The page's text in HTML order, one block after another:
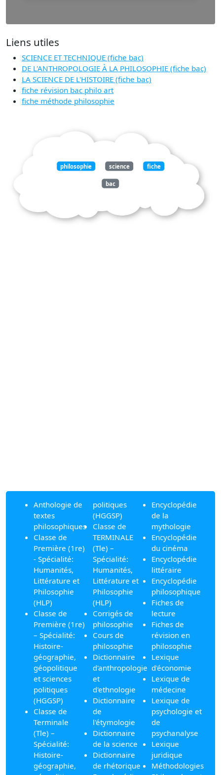
Liens utiles
SCIENCE ET TECHNIQUE (fiche bac)
DE L'ANTHROPOLOGIE À LA PHILOSOPHIE (fiche bac)
LA SCIENCE DE L'HISTOIRE (fiche bac)
fiche révision bac philo art
fiche méthode philosophie
philosophie science fiche
bac
Anthologie de
textes
philosophiques
Classe de
Première (1re)
- Spécialité:
Humanités,
Littérature et
Philosophie
(HLP)
Classe de
Première (1re)
– Spécialité:
Histoire-
géographie,
géopolitique
et sciences
politiques
(HGGSP)
Classe de
Terminale
(Tle) –
Spécialité:
Histoire-
géographie,
politiques
(HGGSP)
Classe de
TERMINALE
(Tle) –
Spécialité:
Humanités,
Littérature et
Philosophie
(HLP)
Corrigés de
philosophie
Cours de
philosophie
Dictionnaire
d'anthropologie
et
d'ethnologie
Dictionnaire
de
l'étymologie
Dictionnaire
de la science
Dictionnaire
de rhétorique
Encyclopédie
de la
mythologie
Encyclopédie
du cinéma
Encyclopédie
littéraire
Encyclopédie
philosophique
Fiches de
lecture
Fiches de
révision en
philosophie
Lexique
d'économie
Lexique de
médecine
Lexique de
psychologie et
de
psychanalyse
Lexique
juridique
Méthodologies